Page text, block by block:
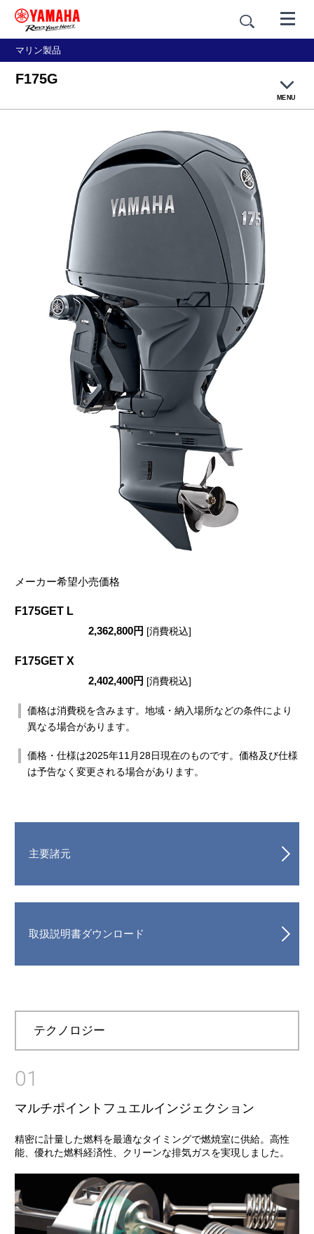
マリン製品
F175G
MENU
メーカー希望小売価格
F175GET L
2,362,800円 [消費税込]
F175GET X
2,402,400円 [消費税込]
価格は消費税を含みます。地域・納入場所などの条件により
異なる場合があります。
価格・仕様は2025年11月28日現在のものです。価格及び仕様
は予告なく変更される場合があります。
主要諸元
取扱説明書ダウンロード
テクノロジー
01
マルチポイントフュエルインジェクション
精密に計量した燃料を最適なタイミングで燃焼室に供給。高性
能、優れた燃料経済性、クリーンな排気ガスを実現しました。